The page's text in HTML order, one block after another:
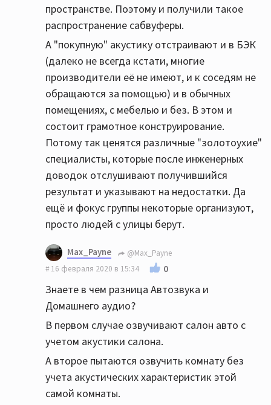
пространстве. Поэтому и получили такое
распространение сабвуферы.
А "покупную" акустику отстраивают и в БЭК
(далеко не всегда кстати, многие
производители её не имеют, и к соседям не
обращаются за помощью) и в обычных
помещениях, с мебелью и без. В этом и
состоит грамотное конструирование.
Потому так ценятся различные "золотоухие"
специалисты, которые после инженерных
доводок отслушивают получившийся
результат и указывают на недостатки. Да
ещё и фокус группы некоторые организуют,
просто людей с улицы берут.
Max_Payne
@Max_Payne
16 февраля 2020 в 15:34
0
Знаете в чем разница Автозвука и
Домашнего аудио?
В первом случае озвучивают салон авто с
учетом акустики салона.
А второе пытаются озвучить комнату без
учета акустических характеристик этой
самой комнаты.